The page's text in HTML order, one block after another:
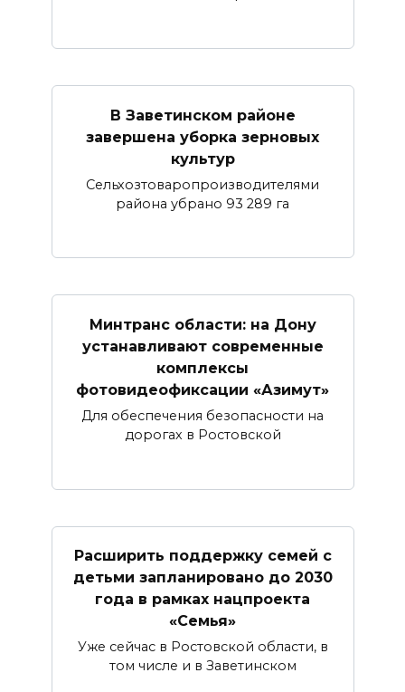
В Заветинском районе
завершена уборка зерновых
культур
Сельхозтоваропроизводителями
района убрано 93 289 га
Минтранс области: на Дону
устанавливают современные
комплексы
фотовидеофиксации «Азимут»
Для обеспечения безопасности на
дорогах в Ростовской
Расширить поддержку семей с
детьми запланировано до 2030
года в рамках нацпроекта
«Семья»
Уже сейчас в Ростовской области, в
том числе и в Заветинском